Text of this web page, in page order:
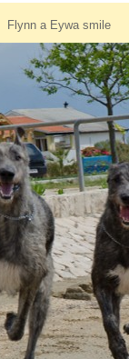
Flynn a Eywa smile